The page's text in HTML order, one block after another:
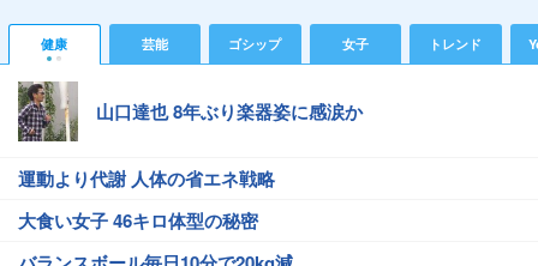
健康 芸能 ゴシップ 女子 トレンド
山口達也 8年ぶり楽器姿に感涙か
運動より代謝 人体の省エネ戦略
大食い女子 46キロ体型の秘密